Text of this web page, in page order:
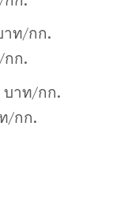
าท/กก.
กก.
บาท/กก.
/กก.